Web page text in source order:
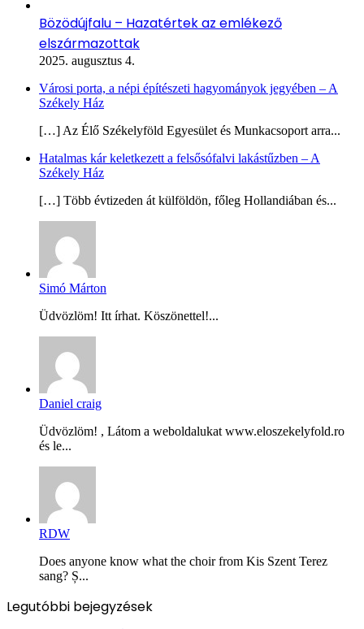
Bözödújfalu – Hazatértek az emlékező
elszármazottak
2025. augusztus 4.
Városi porta, a népi építészeti hagyományok jegyében – A
Székely Ház
[…] Az Élő Székelyföld Egyesület és Munkacsoport arra...
Hatalmas kár keletkezett a felsősófalvi lakástűzben – A
Székely Ház
[…] Több évtizeden át külföldön, főleg Hollandiában és...
Simó Márton
Üdvözlöm! Itt írhat. Köszönettel!...
Daniel craig
Üdvözlöm! , Látom a weboldalukat www.eloszekelyfold.ro
és le...
RDW
Does anyone know what the choir from Kis Szent Terez
sang? Ș...
Legutóbbi bejegyzések